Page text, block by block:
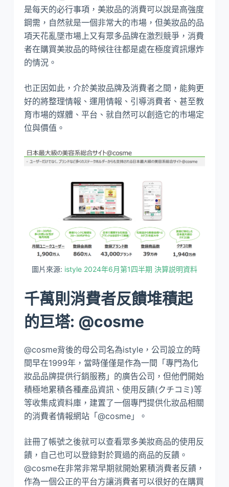
是每天的必行事項，美妝品的消費可以說是高強度
鋼需，自然就是一個非常大的市場，但美妝品的品
項天花亂墜市場上又有眾多品牌在激烈競爭，消費
者在購買美妝品的時候往往都是處在極度資訊爆炸
的情況。
也正因如此，介於美妝品牌及消費者之間，能夠更
好的將整理情報、運用情報、引導消費者、甚至教
育市場的媒體、平台、就自然可以創造它的市場定
位與價值。
圖片來源: istyle 2024年6月第1四半期 決算説明資料
千萬則消費者反饋堆積起
的巨塔: @cosme
@cosme背後的母公司名為istyle，公司設立的時
間早在1999年，當時僅僅是作為一間「專門為化
妝品品牌提供行銷服務」的廣告公司，但他們開始
積極地累積各種產品資訊、使用反饋(クチコミ)等
等收集成資料庫，建置了一個專門提供化妝品相關
的消費者情報網站「@cosme」。
註冊了帳號之後就可以查看眾多美妝商品的使用反
饋，自己也可以登錄對於買過的商品的反饋。
@cosme在非常非常早期就開始累積消費者反饋，
作為一個公正的平台方讓消費者可以很好的在購買